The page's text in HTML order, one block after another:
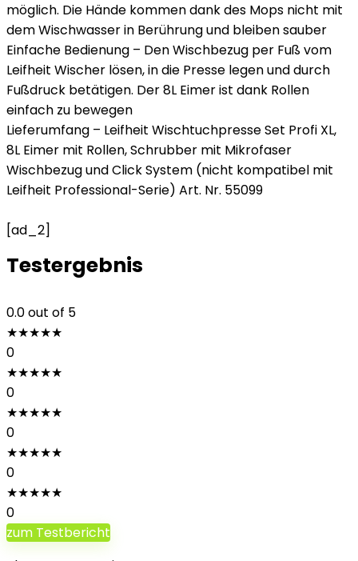
möglich. Die Hände kommen dank des Mops nicht mit
dem Wischwasser in Berührung und bleiben sauber
Einfache Bedienung – Den Wischbezug per Fuß vom
Leifheit Wischer lösen, in die Presse legen und durch
Fußdruck betätigen. Der 8L Eimer ist dank Rollen
einfach zu bewegen
Lieferumfang – Leifheit Wischtuchpresse Set Profi XL,
8L Eimer mit Rollen, Schrubber mit Mikrofaser
Wischbezug und Click System (nicht kompatibel mit
Leifheit Professional-Serie) Art. Nr. 55099
[ad_2]
Testergebnis
0.0out of 5
★★★★★
0
★★★★★
0
★★★★★
0
★★★★★
0
★★★★★
0
zum Testbericht